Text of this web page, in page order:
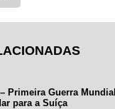
Primeira Guerra
para a Suíça